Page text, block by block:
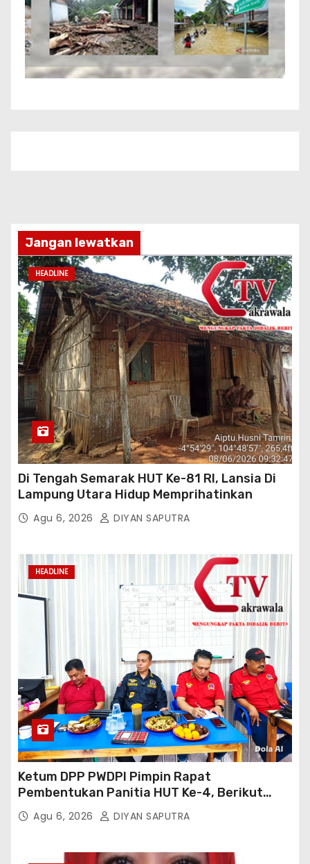
Jangan lewatkan
HEADLINE
Di Tengah Semarak HUT Ke-81 RI, Lansia Di
Lampung Utara Hidup Memprihatinkan
Agu 6, 2026 DIYAN SAPUTRA
HEADLINE
Ketum DPP PWDPI Pimpin Rapat
Pembentukan Panitia HUT Ke-4, Berikut
Susunan Dan Rangkaian Kegiatannya
Agu 6, 2026 DIYAN SAPUTRA